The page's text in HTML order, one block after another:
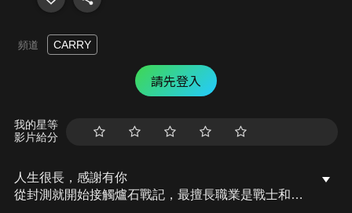
頻道 CARRY
請先登入
我的星等
影片給分
人生很長，感謝有你
從封測就開始接觸爐石戰記，最擅長職業是戰士和牧